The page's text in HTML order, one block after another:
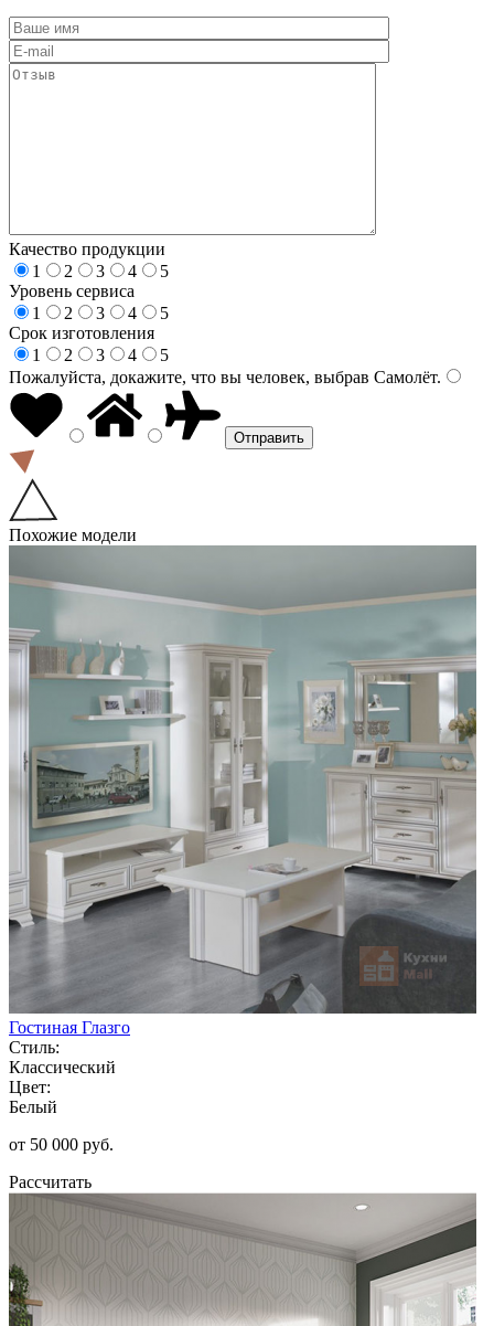
Качество продукции
1
2 3 4
5
Уровень сервиса
1
2 3 4
5
Срок изготовления
1
2 3 4
5
Пожалуйста, докажите, что вы человек, выбрав Самолёт.
Похожие модели
Гостиная Глазго
Стиль:
Классический
Цвет:
Белый
от 50 000 руб.
Рассчитать